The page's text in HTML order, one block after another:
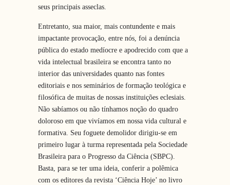
seus principais asseclas.
Entretanto, sua maior, mais contundente e mais
impactante provocação, entre nós, foi a denúncia
pública do estado medíocre e apodrecido com que a
vida intelectual brasileira se encontra tanto no
interior das universidades quanto nas fontes
editoriais e nos seminários de formação teológica e
filosófica de muitas de nossas instituições eclesiais.
Não sabíamos ou não tínhamos noção do quadro
doloroso em que vivíamos em nossa vida cultural e
formativa. Seu foguete demolidor dirigiu-se em
primeiro lugar à turma representada pela Sociedade
Brasileira para o Progresso da Ciência (SBPC).
Basta, para se ter uma ideia, conferir a polêmica
com os editores da revista ‘Ciência Hoje’ no livro